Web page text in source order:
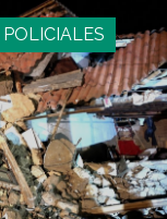
POLICIALES